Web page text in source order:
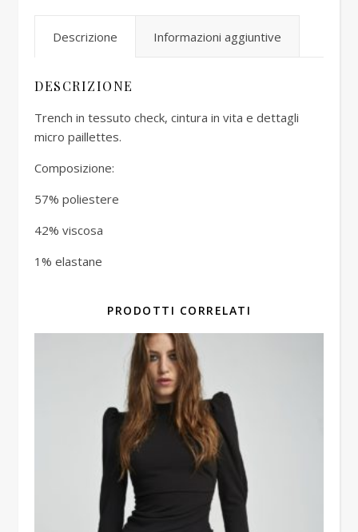
Descrizione Informazioni aggiuntive
DESCRIZIONE
Trench in tessuto check, cintura in vita e dettagli
micro paillettes.
Composizione:
57% poliestere
42% viscosa
1% elastane
PRODOTTI CORRELATI